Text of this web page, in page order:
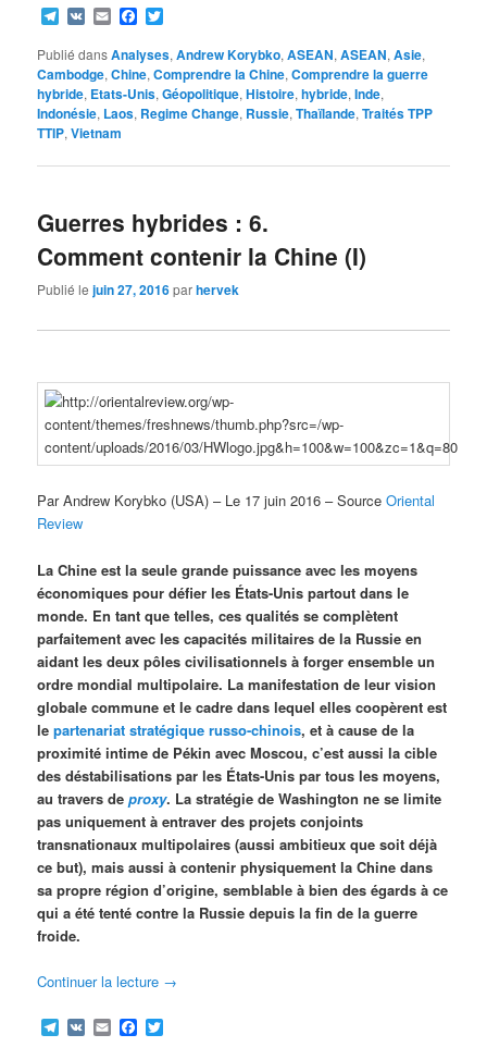
Telegram
VK EmailFacebook
Publié dansAnalyses,Andrew Korybko,ASEAN,ASEAN,Asie,
Cambodge,Chine,Comprendre la Chine,Comprendre la guerre
hybride, Etats-Unis,Géopolitique,Histoire,hybride,Inde,
Indonésie, Laos, Regime Change, Russie,Thaïlande,Traités TPP
TTIP,Vietnam
Guerres hybrides : 6.
Comment contenir la Chine (I)
Publié lejuin 27, 2016parhervek
Par Andrew Korybko (USA) – Le 17 juin 2016 – SourceOriental
Review
La Chine est la seule grande puissance avec les moyens
économiques pour défier les États-Unis partout dans le
monde. En tant que telles, ces qualités se complètent
parfaitement avec les capacités militaires de la Russie en
aidant les deux pôles civilisationnels à forger ensemble un
ordre mondial multipolaire. La manifestation de leur vision
globale commune et le cadre dans lequel elles coopèrent est
lepartenariat stratégique russo-chinois, et à cause de la
proximité intime de Pékin avec Moscou, c’est aussi la cible
des déstabilisations par les États-Unis par tous les moyens,
au travers deproxy. La stratégie de Washington ne se limite
pas uniquement à entraver des projets conjoints
transnationaux multipolaires (aussi ambitieux que soit déjà
ce but), mais aussi à contenir physiquement la Chine dans
sa propre région d’origine, semblable à bien des égards à ce
qui a été tenté contre la Russie depuis la fin de la guerre
froide.
Continuer la lecture →
Telegram
VK EmailFacebook